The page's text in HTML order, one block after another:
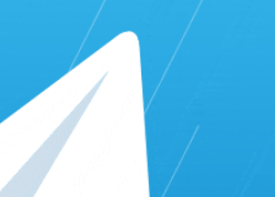
يمكنك تحقيق الربح من تيك توك
طرق. فيما يلي بعض الاستراتيجيات التي يمكنك اتباعها:
الهدايا المعنونة : يمكن
هدايا افتراضية وإهدائها لك
هذهِ الهدايا إلى عملات